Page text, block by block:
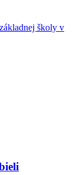
školy v